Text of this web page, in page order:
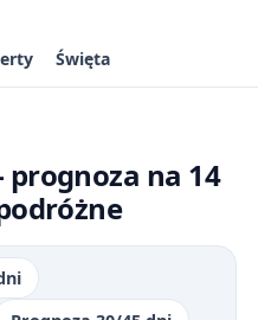
Święta
prognoza na 14